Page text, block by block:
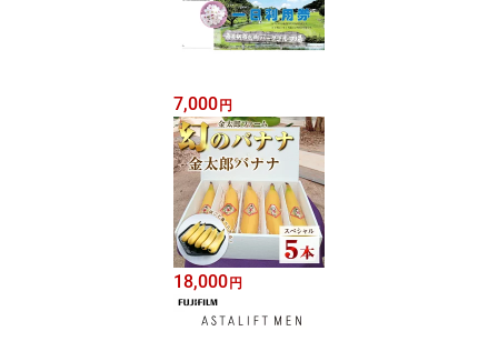
7,000 円
18,000 円